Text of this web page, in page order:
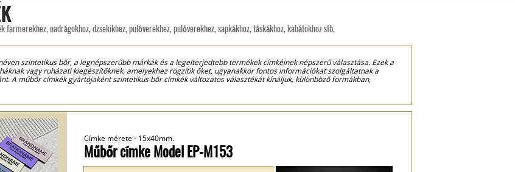
farmerekhez, nadrágokhoz, dzsekikhez, pulóverekhez, pulóverekhez, sapkákhoz, táskákhoz, kabátokhoz stb.
szintetikus bőr, a legnépszerűbb márkák és a legelterjedtebb termékek címkéinek népszerű választása. Ezek a
vagy ruházati kiegészítőknek, amelyekhez rögzítik őket, ugyanakkor fontos információkat szolgáltatnak a
A műbőr címkék gyártójaként szintetikus bőr címkék változatos választékát kínáljuk, különböző formákban,
saját logóval vagy márkanévvel, így segítve az Ön márkáját kitűnni a versenytársak közül. A legtöbb márka
attól, hogy a termékek, amelyekhez rögzítik őket, kézzel készültek vagy szabóműhelyekben készültek, és
Műbőr címke Model EP-M153
Címke mérete - 15x40mm.